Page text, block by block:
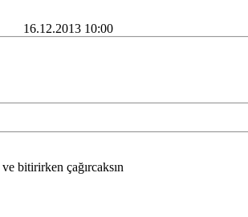
16.12.2013 10:00
bitirirken çağırcaksın